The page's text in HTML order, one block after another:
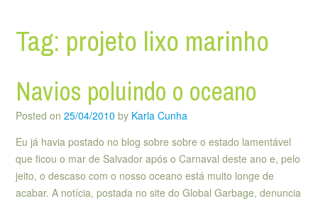
Tag: projeto lixo marinho
Navios poluindo o oceano
Posted on 25/04/2010 by Karla Cunha
Eu já havia postado no blog sobre sobre o estado lamentável
que ficou o mar de Salvador após o Carnaval deste ano e, pelo
jeito, o descaso com o nosso oceano está muito longe de
acabar. A notícia, postada no site do Global Garbage, denuncia